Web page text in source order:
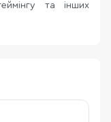
та інших